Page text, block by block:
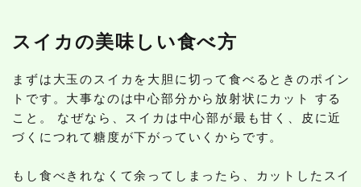
スイカの美味しい食べ方
まずは大玉のスイカを大胆に切って食べるときのポイン
トです。大事なのは中心部分から放射状にカット する
こと。 なぜなら、スイカは中心部が最も甘く、皮に近
づくにつれて糖度が下がっていくからです。
もし食べきれなくて余ってしまったら、カットしたスイ